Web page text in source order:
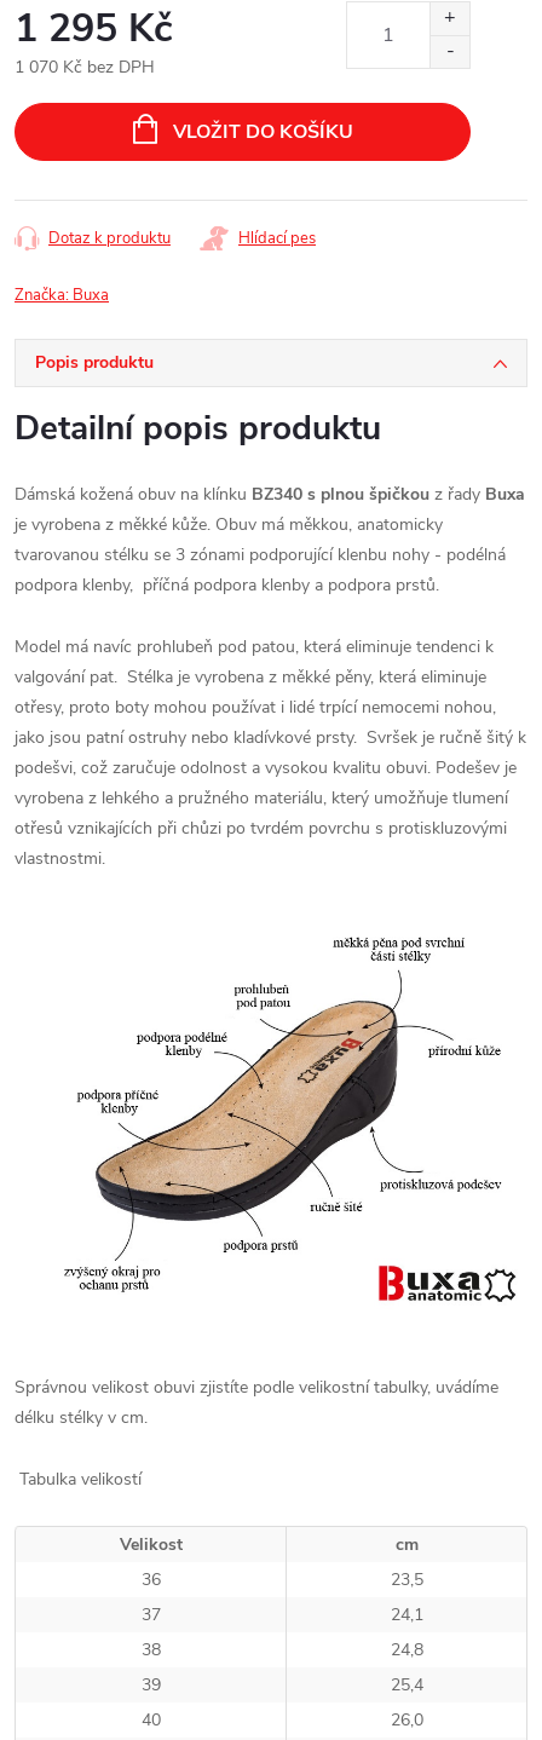
1 295 Kč
1 070 Kč bez DPH
cena:
VLOŽIT DO KOŠÍKU
Dotaz k produktu Hlídací pes
Značka: Buxa
Popis produktu
Detailní popis produktu
Dámská kožená obuv na klínku BZ340 s plnou špičkou z řady Buxa
je vyrobena z měkké kůže. Obuv má měkkou, anatomicky
tvarovanou stélku se 3 zónami podporující klenbu nohy - podélná
podpora klenby, příčná podpora klenby a podpora prstů.
Model má navíc prohlubeň pod patou, která eliminuje tendenci k
valgování pat. Stélka je vyrobena z měkké pěny, která eliminuje
otřesy, proto boty mohou používat i lidé trpící nemocemi nohou,
jako jsou patní ostruhy nebo kladívkové prsty. Svršek je ručně šitý k
podešvi, což zaručuje odolnost a vysokou kvalitu obuvi. Podešev je
vyrobena z lehkého a pružného materiálu, který umožňuje tlumení
otřesů vznikajících při chůzi po tvrdém povrchu s protiskluzovými
vlastnostmi.
Správnou velikost obuvi zjistíte podle velikostní tabulky, uvádíme
délku stélky v cm.
Tabulka velikostí
Velikost
cm
36
23,5
37
24,1
38
24,8
39
25,4
40
26,0